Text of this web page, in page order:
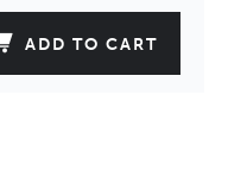
ADD TO CART